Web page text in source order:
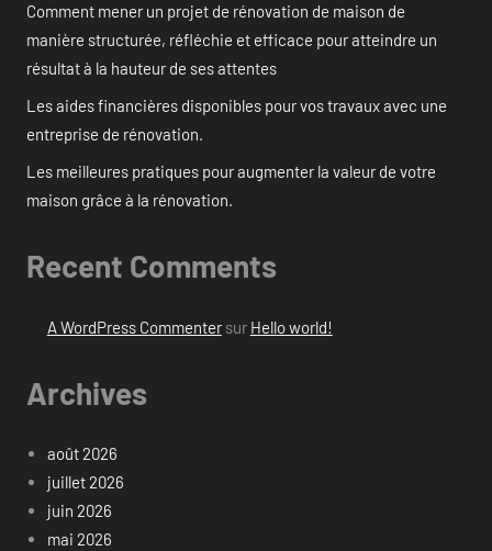
Comment mener un projet de rénovation de maison de
manière structurée, réfléchie et efficace pour atteindre un
résultat à la hauteur de ses attentes
Les aides financières disponibles pour vos travaux avec une
entreprise de rénovation.
Les meilleures pratiques pour augmenter la valeur de votre
maison grâce à la rénovation.
Recent Comments
A WordPress Commentersur Hello world!
Archives
août 2026
juillet 2026
juin 2026
mai 2026